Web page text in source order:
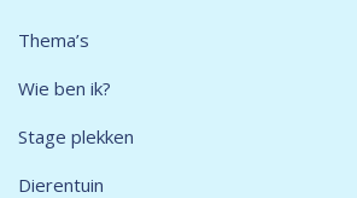
Thema’s
Wie ben ik?
Stage plekken
Dierentuin